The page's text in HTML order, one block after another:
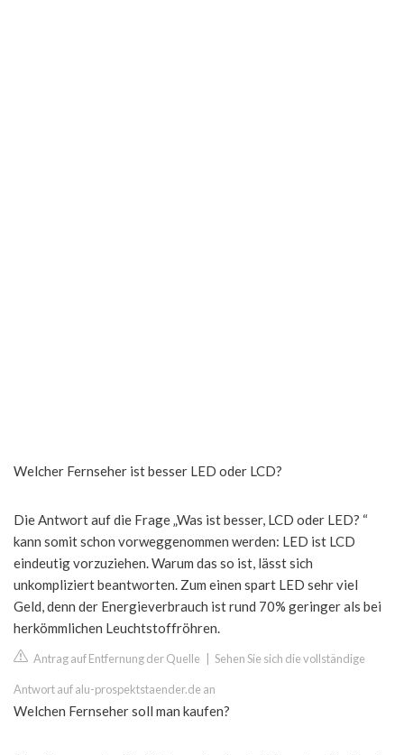
Welcher Fernseher ist besser LED oder LCD?
Die Antwort auf die Frage „Was ist besser, LCD oder LED? “
kann somit schon vorweggenommen werden: LED ist LCD
eindeutig vorzuziehen. Warum das so ist, lässt sich
unkompliziert beantworten. Zum einen spart LED sehr viel
Geld, denn der Energieverbrauch ist rund 70% geringer als bei
herkömmlichen Leuchtstoffröhren.
Antrag auf Entfernung der Quelle Sehen Sie sich die vollständige
Antwort auf alu-prospektstaender.de an
Welchen Fernseher soll man kaufen?